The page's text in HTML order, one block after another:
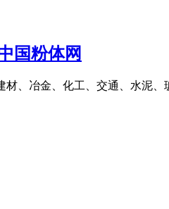
国粉体网
、冶金、化工、交通、水泥